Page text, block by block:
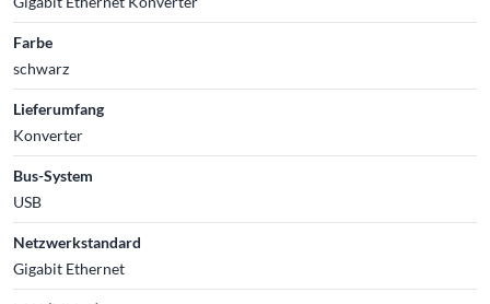
Farbe
schwarz
Lieferumfang
Konverter
Bus-System
USB
Netzwerkstandard
Gigabit Ethernet